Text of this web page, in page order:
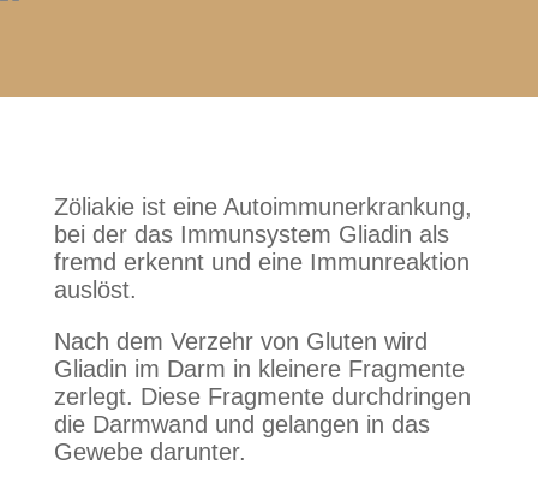
Zöliakie ist eine Autoimmunerkrankung,
bei der das Immunsystem Gliadin als
fremd erkennt und eine Immunreaktion
auslöst.
Nach dem Verzehr von Gluten wird
Gliadin im Darm in kleinere Fragmente
zerlegt. Diese Fragmente durchdringen
die Darmwand und gelangen in das
Gewebe darunter.